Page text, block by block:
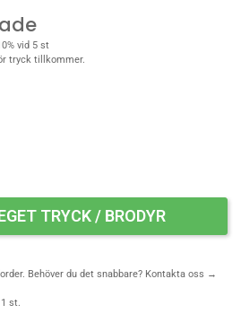
vid 5 st
tryck tillkommer.
TRYCK / BRODYR
Behöver du det snabbare? Kontakta oss →
st.